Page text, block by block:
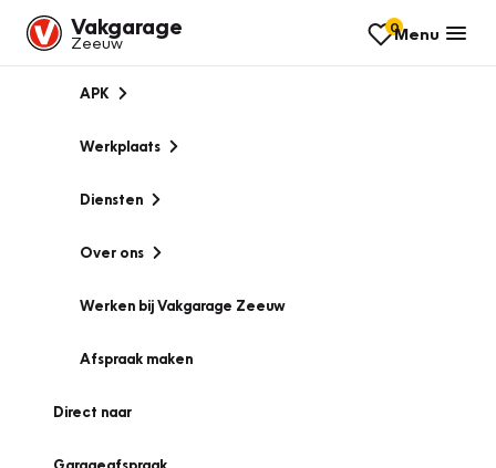
Vakgarage
Zeeuw
0Menu
APK
Werkplaats
Diensten
Over ons
Werken bij Vakgarage Zeeuw
Afspraak maken
Direct naar